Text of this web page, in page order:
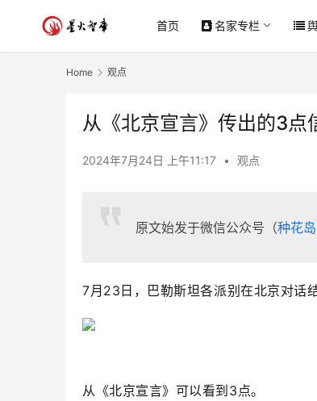
首页 名家专栏
Home 观点
从《北京宣言》传出的3点
2024年7月24日 上午11:17 • 观点
原文始发于微信公众号（种花岛
7月 23 日，巴勒斯坦各派别在北京对话
从《北京宣言》可以看到3点。